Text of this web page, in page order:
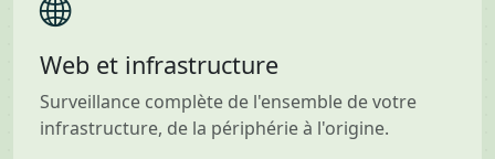
Web et infrastructure
Surveillance complète de l'ensemble de votre
infrastructure, de la périphérie à l'origine.